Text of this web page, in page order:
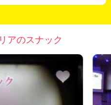
アのスナック